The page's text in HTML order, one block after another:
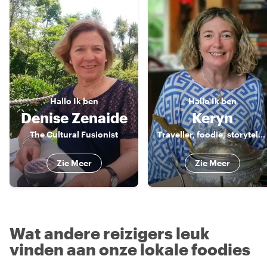
Hallo Ik ben
Denise Zenaide
The Cultural Fusionist
Zie Meer
HalloIk ben
Keryn
Traveller, foodie, storyteller
Zie Meer
Wat andere reizigers leuk
vinden aan onze lokale foodies